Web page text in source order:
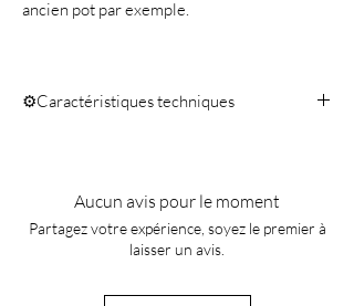
ancien pot par exemple.
⚙️Caractéristiques techniques
Aucun avis pour le moment
Partagez votre expérience, soyez le premier à
laisser un avis.